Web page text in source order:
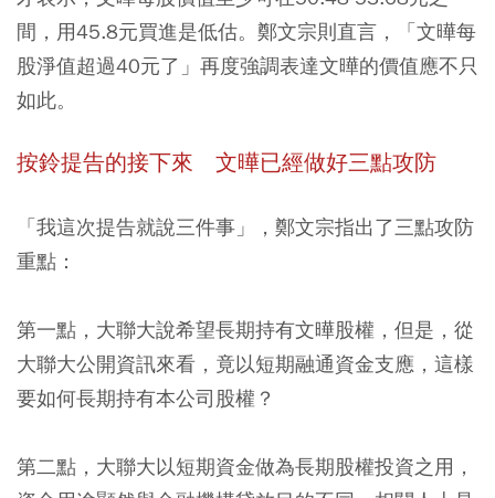
間，用45.8元買進是低估。鄭文宗則直言，「文曄每
股淨值超過40元了」再度強調表達文曄的價值應不只
如此。
按鈴提告的接下來 文曄已經做好三點攻防
「我這次提告就說三件事」，鄭文宗指出了三點攻防
重點：
第一點，大聯大說希望長期持有文曄股權，但是，從
大聯大公開資訊來看，竟以短期融通資金支應，這樣
要如何長期持有本公司股權？
第二點，大聯大以短期資金做為長期股權投資之用，